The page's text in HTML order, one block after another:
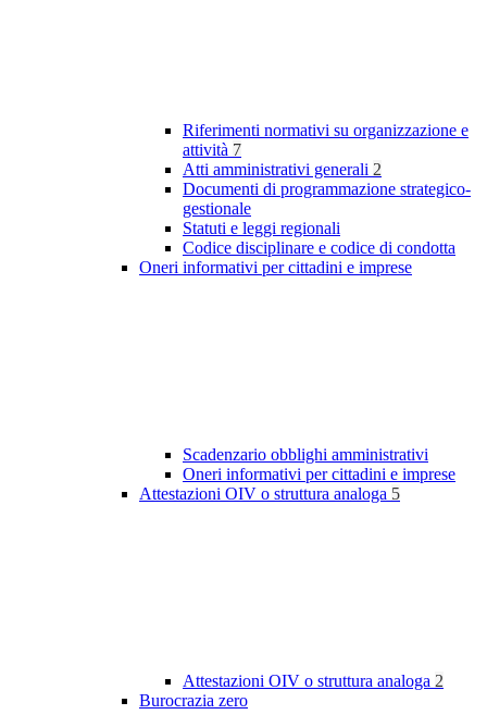
Riferimenti normativi su organizzazione e
attività 7
Atti amministrativi generali 2
Documenti di programmazione strategico-
gestionale
Statuti e leggi regionali
Codice disciplinare e codice di condotta
Oneri informativi per cittadini e imprese
Scadenzario obblighi amministrativi
Oneri informativi per cittadini e imprese
Attestazioni OIV o struttura analoga 5
Attestazioni OIV o struttura analoga 2
Burocrazia zero